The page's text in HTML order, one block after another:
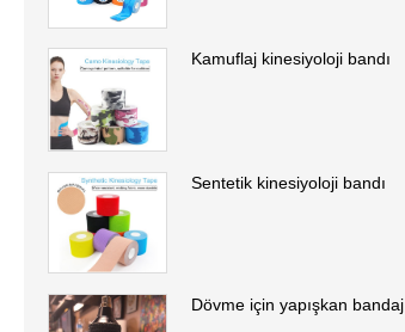
Kamuflaj kinesiyoloji bandı
Sentetik kinesiyoloji bandı
Dövme için yapışkan bandaj